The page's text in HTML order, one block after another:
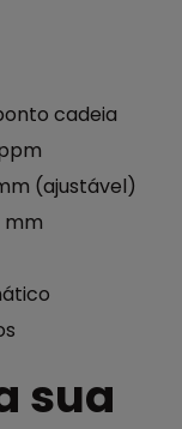
cadeia
(ajustável)
mm
sua